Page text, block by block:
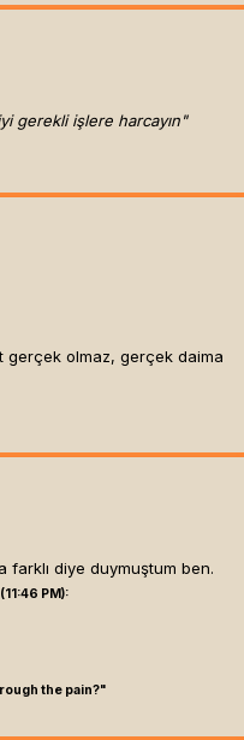
gerekli işlere harcayın"
gerçek olmaz, gerçek daima
diye duymuştum ben.
PM):
the pain?"